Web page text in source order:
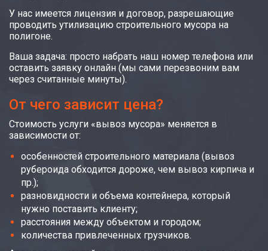
У нас имеется лицензия и договор, разрешающие
проводить утилизацию строительного мусора на
полигоне.
Ваша задача: просто набрать наш номер телефона или
оставить заявку онлайн (мы сами перезвоним вам
через считанные минуты).
От чего зависит цена?
Стоимость услуги «вывоз мусора» меняется в
зависимости от:
особенностей строительного материала (вывоз
рубероида обходится дороже, чем вывоз кирпича и
пр.);
разновидности и объема контейнера, который
нужно поставить клиенту;
расстояния между объектом и городом;
количества привлеченных грузчиков.